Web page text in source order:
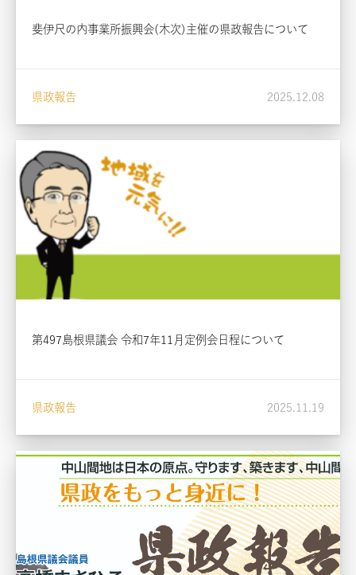
斐伊尺の内事業所振興会(木次)主催の県政報告について
県政報告 2025.12.08
第497島根県議会 令和7年11月定例会日程について
県政報告 2025.11.19